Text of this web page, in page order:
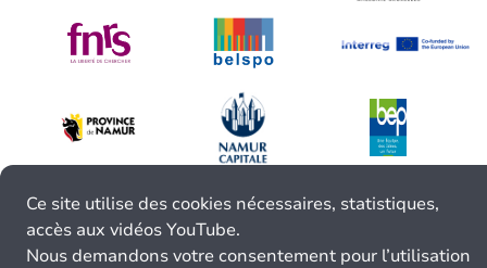
Ce site utilise des cookies nécessaires, statistiques,
accès aux vidéos YouTube.
Nous demandons votre consentement pour l’utilisation